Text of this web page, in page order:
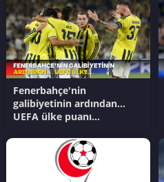
Fenerbahçe'nin
galibiyetinin ardından...
UEFA ülke puanı